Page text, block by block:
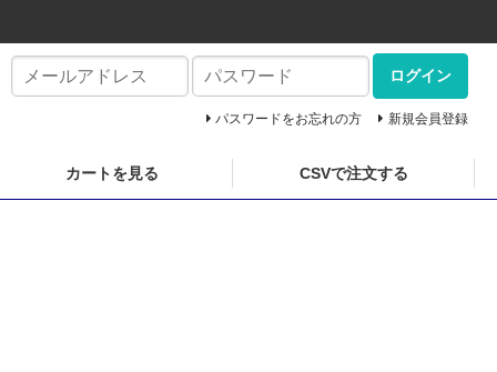
ログイン
パスワードをお忘れの方 新規会員登録
カートを見る CSVで注文する